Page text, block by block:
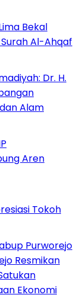
Bekal
Al-Ahqaf
Dr. H.
Alam
Aren
Tokoh
Purworejo
Resmikan
Ekonomi